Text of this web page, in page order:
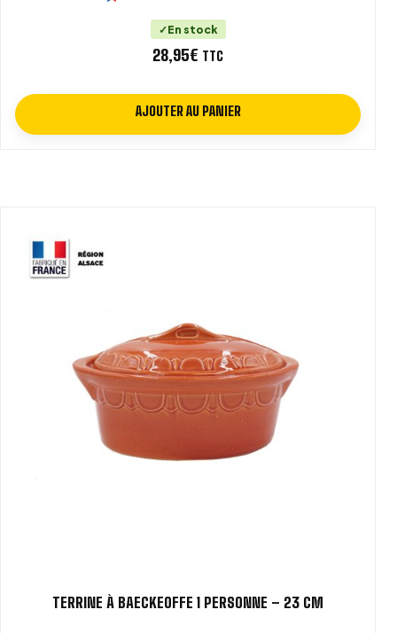
En stock
28,95€ TTC
AJOUTER AU PANIER
TERRINE À BAECKEOFFE 1 PERSONNE – 23 CM